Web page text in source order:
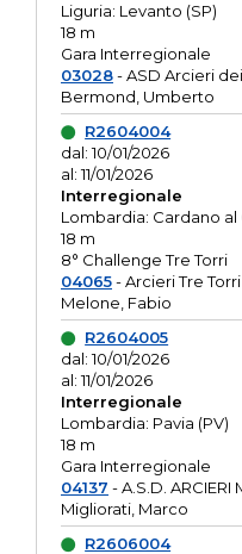
Liguria: Levanto (SP)
18 m
Gara Interregionale
03028- ASD Arcieri
Bermond, Umberto
R2604004
dal: 10/01/2026
al: 11/01/2026
Interregionale
Lombardia: Cardano al
18 m
8° Challenge Tre Torri
04065- Arcieri Tre Torri
Melone, Fabio
R2604005
dal: 10/01/2026
al: 11/01/2026
Interregionale
Lombardia: Pavia (PV)
18 m
Gara Interregionale
04137 - A.S.D. ARCIERI
Migliorati, Marco
R2606004